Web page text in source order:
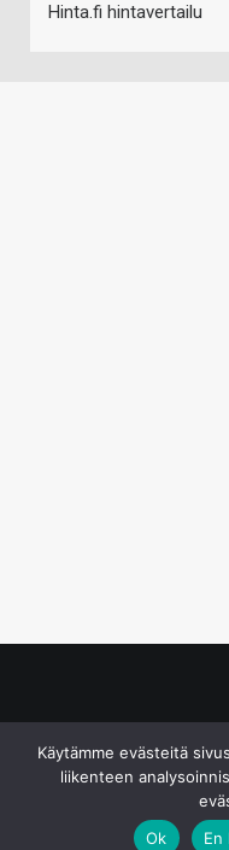
Hinta.fi hintavertailu
Käytämme evästeitä
liikenteen
Ok
En